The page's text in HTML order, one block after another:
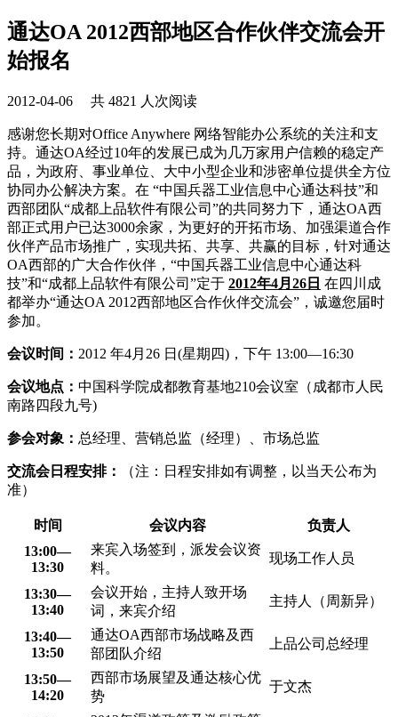
通达OA 2012西部地区合作伙伴交流会开
始报名
2012-04-06 共 4821 人次阅读
感谢您长期对Office Anywhere 网络智能办公系统的关注和支
持。通达OA经过10年的发展已成为几万家用户信赖的稳定产
品，为政府、事业单位、大中小型企业和涉密单位提供全方位
协同办公解决方案。在 “中国兵器工业信息中心通达科技”和
西部团队“成都上品软件有限公司”的共同努力下，通达OA西
部正式用户已达3000余家，为更好的开拓市场、加强渠道合作
伙伴产品市场推广，实现共拓、共享、共赢的目标，针对通达
OA西部的广大合作伙伴，“中国兵器工业信息中心通达科
技”和“成都上品软件有限公司”定于 2012年4月26日 在四川成
都举办“通达OA 2012西部地区合作伙伴交流会”，诚邀您届时
参加。
会议时间： 2012 年4月26 日(星期四)，下午 13:00—16:30
会议地点： 中国科学院成都教育基地210会议室（成都市人民
南路四段九号)
参会对象： 总经理、营销总监（经理）、市场总监
交流会日程安排：
（注：日程安排如有调整，以当天公布为
准）
时间 会议内容
负责人
13:00—
13:30
来宾入场签到，派发会议资
料。
现场工作人员
13:30—
13:40
会议开始，主持人致开场
词，来宾介绍
主持人（周新异）
13:40—
13:50
通达OA西部市场战略及西
部团队介绍
上品公司总经理
13:50—
14:20
西部市场展望及通达核心优
势
于文杰